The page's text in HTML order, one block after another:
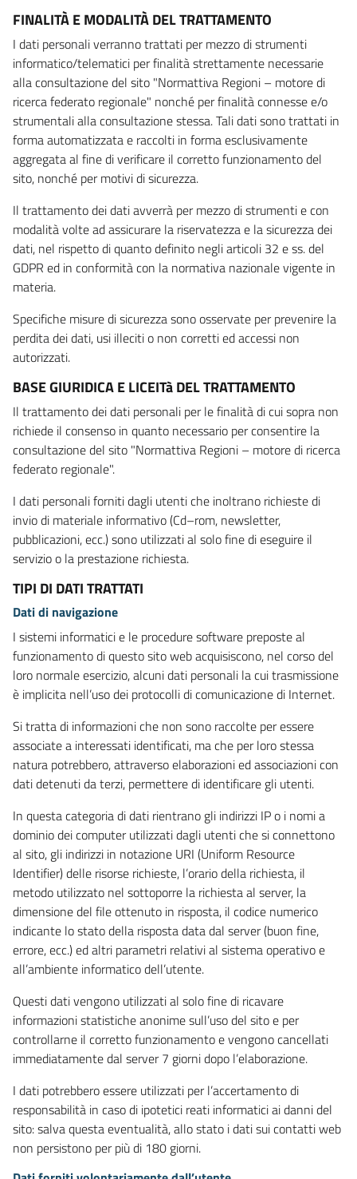
FINALITÀ E MODALITÀ DEL TRATTAMENTO
I dati personali verranno trattati per mezzo di strumenti
informatico/telematici per finalità strettamente necessarie
alla consultazione del sito "Normattiva Regioni – motore di
ricerca federato regionale" nonché per finalità connesse e/o
strumentali alla consultazione stessa. Tali dati sono trattati in
forma automatizzata e raccolti in forma esclusivamente
aggregata al fine di verificare il corretto funzionamento del
sito, nonché per motivi di sicurezza.
Il trattamento dei dati avverrà per mezzo di strumenti e con
modalità volte ad assicurare la riservatezza e la sicurezza dei
dati, nel rispetto di quanto definito negli articoli 32 e ss. del
GDPR ed in conformità con la normativa nazionale vigente in
materia.
Specifiche misure di sicurezza sono osservate per prevenire la
perdita dei dati, usi illeciti o non corretti ed accessi non
autorizzati.
BASE GIURIDICA E LICEITà DEL TRATTAMENTO
Il trattamento dei dati personali per le finalità di cui sopra non
richiede il consenso in quanto necessario per consentire la
consultazione del sito "Normattiva Regioni – motore di ricerca
federato regionale".
I dati personali forniti dagli utenti che inoltrano richieste di
invio di materiale informativo (Cd–rom, newsletter,
pubblicazioni, ecc.) sono utilizzati al solo fine di eseguire il
servizio o la prestazione richiesta.
TIPI DI DATI TRATTATI
Dati di navigazione
I sistemi informatici e le procedure software preposte al
funzionamento di questo sito web acquisiscono, nel corso del
loro normale esercizio, alcuni dati personali la cui trasmissione
è implicita nell’uso dei protocolli di comunicazione di Internet.
Si tratta di informazioni che non sono raccolte per essere
associate a interessati identificati, ma che per loro stessa
natura potrebbero, attraverso elaborazioni ed associazioni con
dati detenuti da terzi, permettere di identificare gli utenti.
In questa categoria di dati rientrano gli indirizzi IP o i nomi a
dominio dei computer utilizzati dagli utenti che si connettono
al sito, gli indirizzi in notazione URI (Uniform Resource
Identifier) delle risorse richieste, l’orario della richiesta, il
metodo utilizzato nel sottoporre la richiesta al server, la
dimensione del file ottenuto in risposta, il codice numerico
indicante lo stato della risposta data dal server (buon fine,
errore, ecc.) ed altri parametri relativi al sistema operativo e
all’ambiente informatico dell’utente.
Questi dati vengono utilizzati al solo fine di ricavare
informazioni statistiche anonime sull’uso del sito e per
controllarne il corretto funzionamento e vengono cancellati
immediatamente dal server 7 giorni dopo l’elaborazione.
I dati potrebbero essere utilizzati per l’accertamento di
responsabilità in caso di ipotetici reati informatici ai danni del
sito: salva questa eventualità, allo stato i dati sui contatti web
non persistono per più di 180 giorni.